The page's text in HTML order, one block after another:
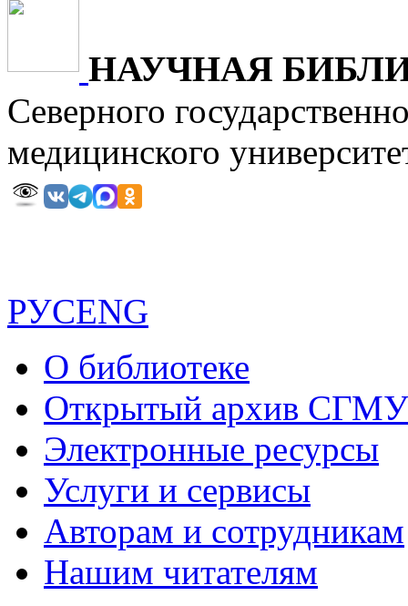
НАУЧНАЯ
Северного
медицинского
РУСENG
О библиотеке
Открытый архив СГМУ
Электронные ресурсы
Услуги и сервисы
Авторам и сотрудникам
Нашим читателям